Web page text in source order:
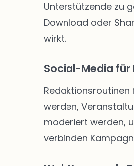
Unterstützende zu
Download oder
wirkt.
Social-Media für
Redaktionsroutinen
werden,
moderiert werden,
verbinden